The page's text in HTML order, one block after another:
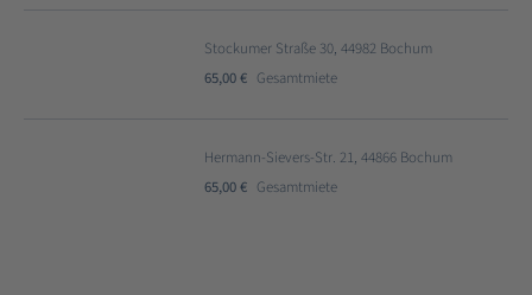
Stockumer Straße 30, 44982 Bochum
65,00 € Gesamtmiete
Hermann-Sievers-Str. 21, 44866 Bochum
65,00 € Gesamtmiete